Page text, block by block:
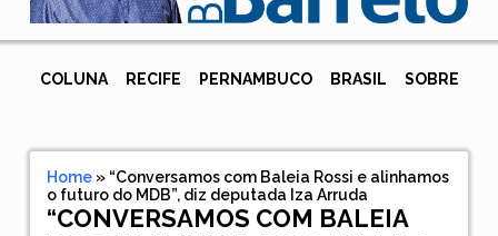
COLUNA RECIFE PERNAMBUCO BRASIL SOBRE
Home» “Conversamos com Baleia Rossi e alinhamos
o futuro do MDB”, diz deputada Iza Arruda
“CONVERSAMOS COM BALEIA